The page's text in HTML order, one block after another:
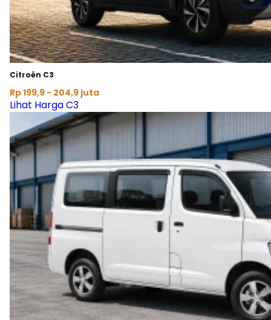
Citroën C3
Rp 199,9 - 204,9 juta
Lihat Harga C3